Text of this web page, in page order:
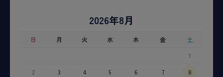
2026年8月
日 月 火 水 木 金
土
1
2
3 4 5 6 7
8